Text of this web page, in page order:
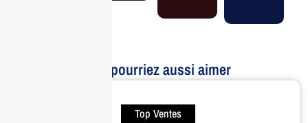
Vous pourriez aussi aimer
Top Ventes